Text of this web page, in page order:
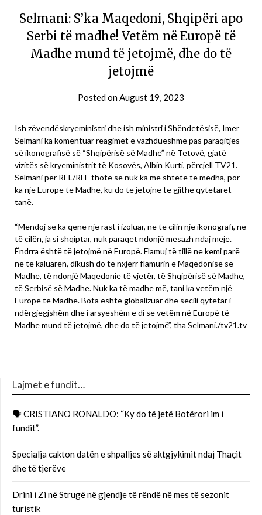
Selmani: S’ka Maqedoni, Shqipëri apo
Serbi të madhe! Vetëm në Europë të
Madhe mund të jetojmë, dhe do të
jetojmë
Posted onAugust 19, 2023
Ish zëvendëskryeministri dhe ish ministri i Shëndetësisë, Imer
Selmani ka komentuar reagimet e vazhdueshme pas paraqitjes
së ikonografisë së “Shqipërisë së Madhe” në Tetovë, gjatë
vizitës së kryeministrit të Kosovës, Albin Kurti, përcjell TV21.
Selmani për REL/RFE thotë se nuk ka më shtete të mëdha, por
ka një Europë të Madhe, ku do të jetojnë të gjithë qytetarët
tanë.
“Mendoj se ka qenë një rast i izoluar, në të cilin një ikonografi, në
të cilën, ja si shqiptar, nuk paraqet ndonjë mesazh ndaj meje.
Ëndrra është të jetojmë në Europë. Flamuj të tillë ne kemi parë
në të kaluarën, dikush do të nxjerr flamurin e Maqedonisë së
Madhe, të ndonjë Maqedonie të vjetër, të Shqipërisë së Madhe,
të Serbisë së Madhe. Nuk ka të madhe më, tani ka vetëm një
Europë të Madhe. Bota është globalizuar dhe secili qytetar i
ndërgjegjshëm dhe i arsyeshëm e di se vetëm në Europë të
Madhe mund të jetojmë, dhe do të jetojmë”, tha Selmani./tv21.tv
Lajmet e fundit…
🗣 CRISTIANO RONALDO: “Ky do të jetë Botërori im i
fundit”.
Specialja cakton datën e shpalljes së aktgjykimit ndaj Thaçit
dhe të tjerëve
Drini i Zi në Strugë në gjendje të rëndë në mes të sezonit
turistik